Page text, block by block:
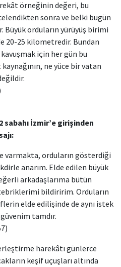
örneğinin değeri, bu
sonra ve belki bugün
Büyük orduların yürüyüş birimi
20-25 kilometredir. Bundan
için her gün bu
ne yüce bir vatan
sabahı İzmir’e girişinden
varmakta, orduların gösterdiği
anarım. Elde edilen büyük
arkadaşlarıma bütün
bildiririm. Orduların
elde edilişinde de aynı istek
tamdır.
harekâtı günlerce
keşif uçuşları altında